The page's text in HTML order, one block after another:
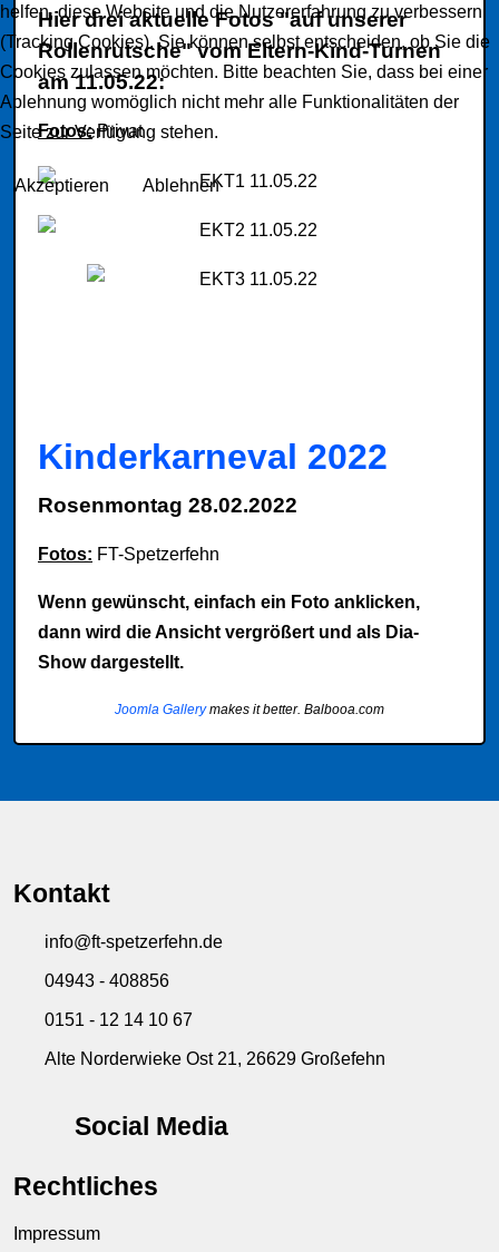
Hier drei aktuelle Fotos "auf unserer
Rollenrutsche" vom Eltern-Kind-Turnen
am 11.05.22:
Fotos:Privat
Kinderkarneval 2022
Rosenmontag 28.02.2022
Fotos: FT-Spetzerfehn
Wenn gewünscht, einfach ein Foto anklicken,
dann wird die Ansicht vergrößert und als Dia-
Show dargestellt.
Joomla Gallerymakes it better. Balbooa.com
Kontakt
info@ft-spetzerfehn.de
04943 - 408856
0151 - 12 14 10 67
Alte Norderwieke Ost 21, 26629 Großefehn
Social Media
Rechtliches
Impressum
helfen, diese Website und die Nutzererfahrung zu verbessern
(Tracking Cookies). Sie können selbst entscheiden, ob Sie die
Cookies zulassen möchten. Bitte beachten Sie, dass bei einer
Ablehnung womöglich nicht mehr alle Funktionalitäten der
Seite zur Verfügung stehen.
Akzeptieren Ablehnen